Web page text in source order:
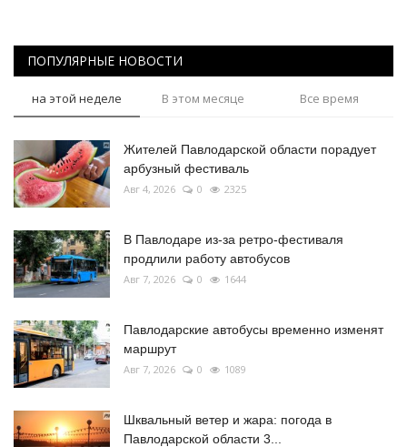
Қазақша Русский
ПОПУЛЯРНЫЕ НОВОСТИ
на этой неделе В этом месяце Все время
Жителей Павлодарской области порадует
арбузный фестиваль
Авг 4, 2026 0 2325
В Павлодаре из-за ретро-фестиваля
продлили работу автобусов
Авг 7, 2026 0 1644
Павлодарские автобусы временно изменят
маршрут
Авг 7, 2026 0 1089
Шквальный ветер и жара: погода в
Павлодарской области 3...